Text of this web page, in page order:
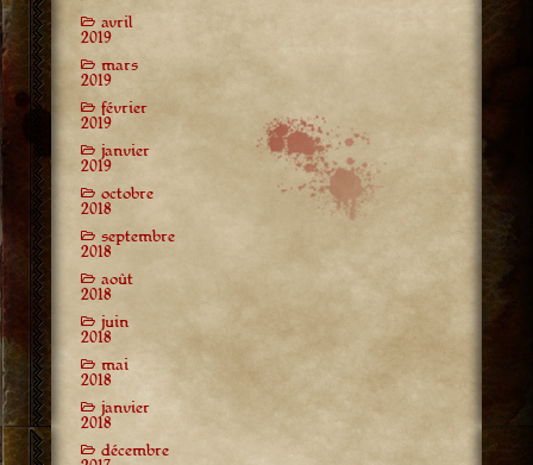
avril
2019
mars
2019
février
2019
janvier
2019
octobre
2018
septembre
2018
août
2018
juin
2018
mai
2018
janvier
2018
décembre